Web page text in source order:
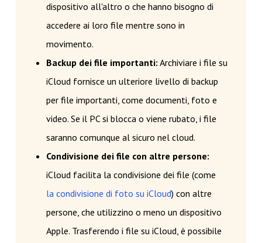
dispositivo all'altro o che hanno bisogno di
accedere ai loro file mentre sono in
movimento.
Backup dei file importanti: Archiviare i file su
iCloud fornisce un ulteriore livello di backup
per file importanti, come documenti, foto e
video. Se il PC si blocca o viene rubato, i file
saranno comunque al sicuro nel cloud.
Condivisione dei file con altre persone:
iCloud facilita la condivisione dei file (come
la condivisione di foto su iCloud) con altre
persone, che utilizzino o meno un dispositivo
Apple. Trasferendo i file su iCloud, è possibile